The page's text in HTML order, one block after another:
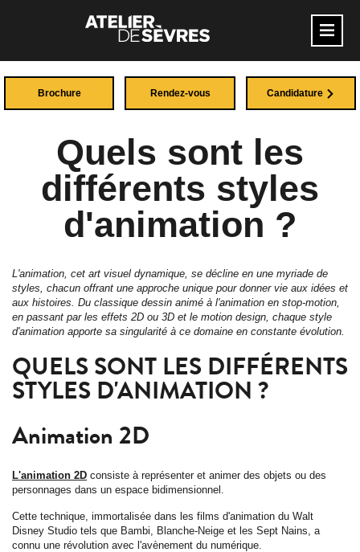
Brochure Rendez-vous Candidature
Quels sont les
différents styles
d'animation ?
L'animation, cet art visuel dynamique, se décline en une myriade de
styles, chacun offrant une approche unique pour donner vie aux idées et
aux histoires. Du classique dessin animé à l'animation en stop-motion,
en passant par les effets 2D ou 3D et le motion design, chaque style
d'animation apporte sa singularité à ce domaine en constante évolution.
QUELS SONT LES DIFFÉRENTS
STYLES D'ANIMATION ?
Animation 2D
L'animation 2D consiste à représenter et animer des objets ou des
personnages dans un espace bidimensionnel.
Cette technique, immortalisée dans les films d'animation du Walt
Disney Studio tels que Bambi, Blanche-Neige et les Sept Nains, a
connu une révolution avec l'avènement du numérique.